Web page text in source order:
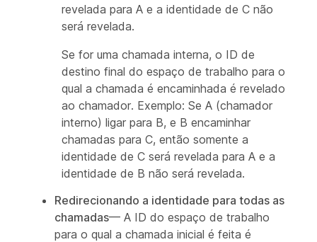
revelada para A e a identidade de C não
será revelada.
Se for uma chamada interna, o ID de
destino final do espaço de trabalho para o
qual a chamada é encaminhada é revelado
ao chamador. Exemplo: Se A (chamador
interno) ligar para B, e B encaminhar
chamadas para C, então somente a
identidade de C será revelada para A e a
identidade de B não será revelada.
Redirecionando a identidade para todas as
chamadas— A ID do espaço de trabalho
para o qual a chamada inicial é feita é